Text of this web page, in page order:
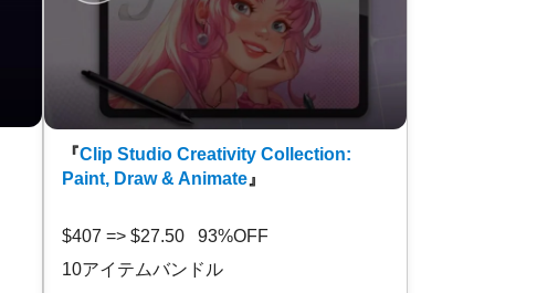
『Clip Studio Creativity Collection:
Paint, Draw & Animate 』
$407 => $27.50 93%OFF
10アイテムバンドル